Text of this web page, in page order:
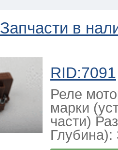
Запчасти в
RID:7091
Реле
марки
части)
Глубина):